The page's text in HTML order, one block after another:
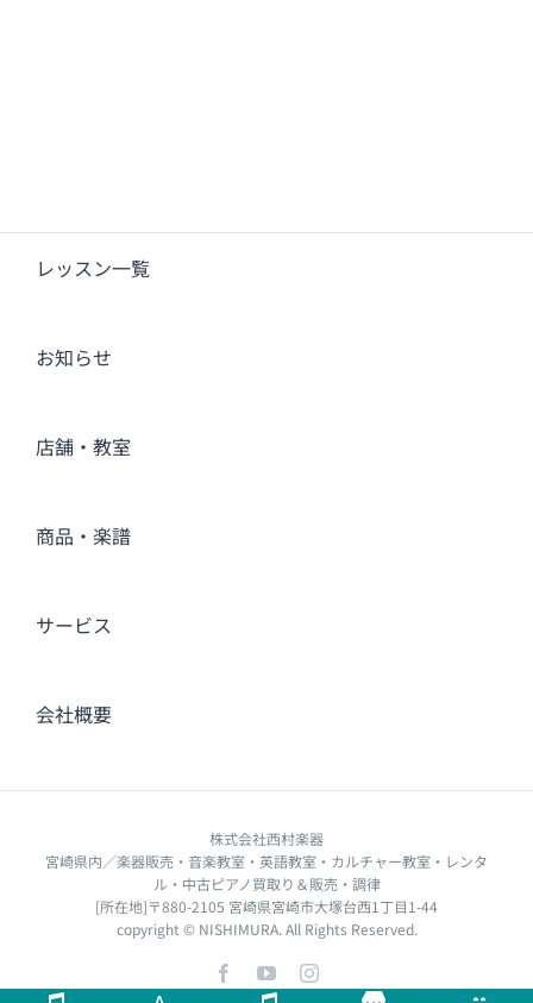
レッスン一覧
お知らせ
店舗・教室
商品・楽譜
サービス
会社概要
株式会社西村楽器
宮崎県内／楽器販売・音楽教室・英語教室・カルチャー教室・レンタ
ル・中古ピアノ買取り＆販売・調律
[所在地]〒880-2105 宮崎県宮崎市大塚台西1丁目1-44
copyright © NISHIMURA. All Rights Reserved.
FacebookYouTubeInstagram